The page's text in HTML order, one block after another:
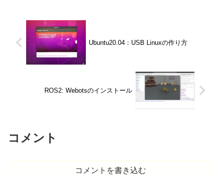
Ubuntu20.04：USB Linuxの作り方
ROS2: Webotsのインストール
コメント
コメントを書き込む